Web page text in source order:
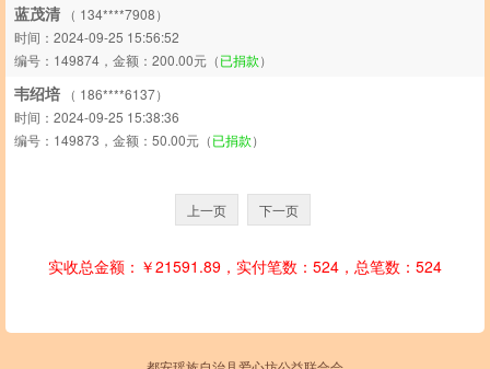
蓝茂清 （ 134****7908）
时间：2024-09-25 15:56:52
编号：149874，金额：200.00元（已捐款）
韦绍培 （ 186****6137）
时间：2024-09-25 15:38:36
编号：149873，金额：50.00元（已捐款）
上一页 下一页
实收总金额：￥21591.89，实付笔数：524，总笔数：524